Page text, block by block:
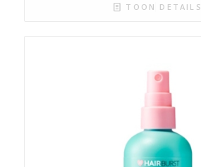
TOON DETAILS